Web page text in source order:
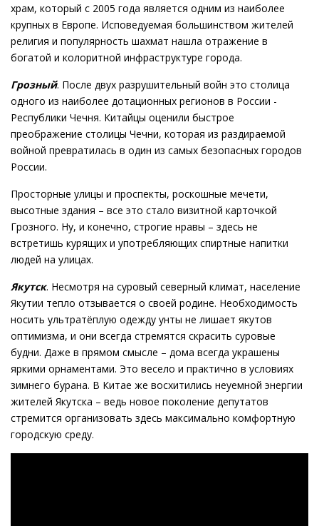
храм, который с 2005 года является одним из наиболее
крупных в Европе. Исповедуемая большинством жителей
религия и популярность шахмат нашла отражение в
богатой и колоритной инфраструктуре города.
Грозный. После двух разрушительный войн это столица
одного из наиболее дотационных регионов в России -
Республики Чечня. Китайцы оценили быстрое
преображение столицы Чечни, которая из раздираемой
войной превратилась в один из самых безопасных городов
России.
Просторные улицы и проспекты, роскошные мечети,
высотные здания – все это стало визитной карточкой
Грозного. Ну, и конечно, строгие нравы – здесь не
встретишь курящих и употребляющих спиртные напитки
людей на улицах.
Якутск. Несмотря на суровый северный климат, население
Якутии тепло отзывается о своей родине. Необходимость
носить ультратёплую одежду унты не лишает якутов
оптимизма, и они всегда стремятся скрасить суровые
будни. Даже в прямом смысле – дома всегда украшены
яркими орнаментами. Это весело и практично в условиях
зимнего бурана. В Китае же восхитились неуемной энергии
жителей Якутска – ведь новое поколение депутатов
стремится организовать здесь максимально комфортную
городскую среду.